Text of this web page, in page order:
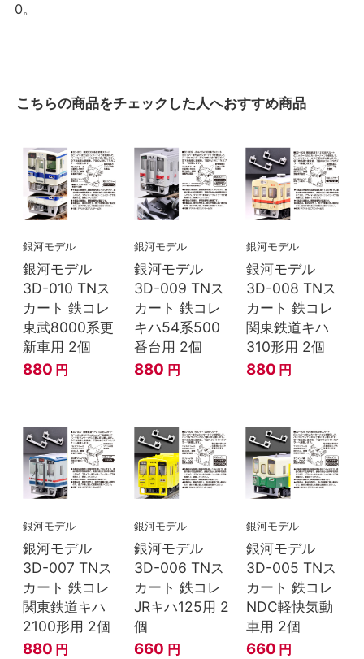
0。
こちらの商品をチェックした人へおすすめ商品
銀河モデル
銀河モデル
3D-010 TNス
カート 鉄コレ
東武8000系更
新車用 2個
880 円
銀河モデル
銀河モデル
3D-009 TNス
カート 鉄コレ
キハ54系500
番台用 2個
880 円
銀河モデル
銀河モデル
3D-008 TNス
カート 鉄コレ
関東鉄道キハ
310形用 2個
880 円
銀河モデル
銀河モデル
3D-007 TNス
カート 鉄コレ
関東鉄道キハ
2100形用 2個
880 円
銀河モデル
銀河モデル
3D-006 TNス
カート 鉄コレ
JRキハ125用 2
個
660 円
銀河モデル
銀河モデル
3D-005 TNス
カート 鉄コレ
NDC軽快気動
車用 2個
660 円